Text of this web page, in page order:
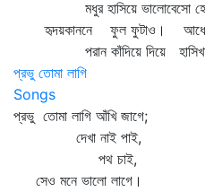
মধুর হাসিয়ে ভালোবেসো
হৃদয়কাননে ফুল ফুটাও। আধো
পরান কাঁদিয়ে দিয়ে
প্রভু তোমা লাগি
Songs
প্রভু তোমা লাগি আঁখি জাগে;
দেখা নাই পাই,
পথ চাই,
সেও মনে ভালো লাগে।